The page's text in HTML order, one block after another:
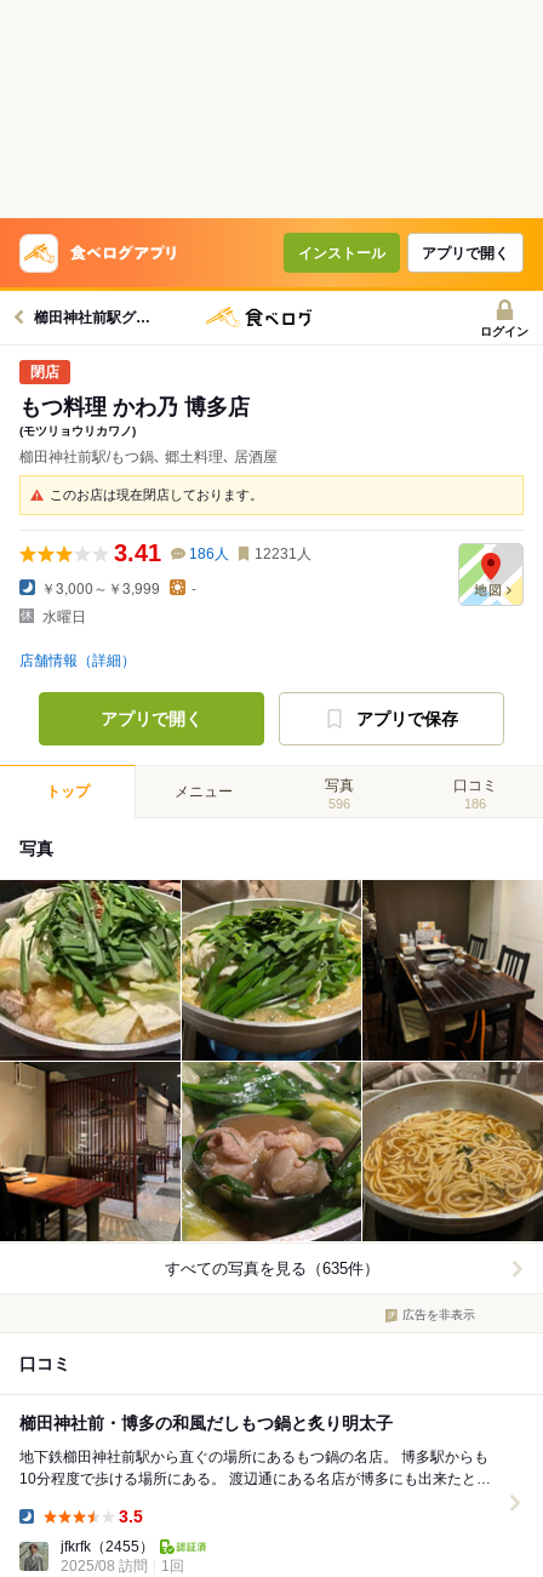
インストール アプリで開く
櫛田神社前駅グルメへ
ログイン
もつ料理 かわ乃 博多店
(モツリョウリカワノ)
櫛田神社前駅/もつ鍋､ 郷土料理､ 居酒屋
このお店は現在閉店しております。
3.41 186 人 12231 人
￥3,000～￥3,999
-
水曜日
店舗情報（詳細）
アプリで開く アプリで保存
トップ メニュー 写真
596
口コミ
186
写真
すべての写真を見る（635件）
広告を非表示
口コミ
櫛田神社前・博多の和風だしもつ鍋と炙り明太子
地下鉄櫛田神社前駅から直ぐの場所にあるもつ鍋の名店。 博多駅からも
10分程度で歩ける場所にある。 渡辺通にある名店が博多にも出来たと友
3.5
jfkrfk （2455）
2025/08 訪問
1回